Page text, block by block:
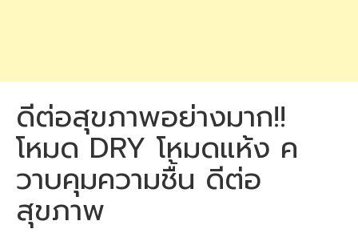
ดีต่อสุขภาพอย่างมาก!!
โหมด DRY โหมดแห้ง ค
วาบคุมความชื้น ดีต่อ
สุขภาพ